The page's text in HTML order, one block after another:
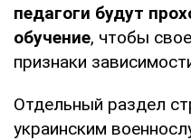
педагоги будут
обучение, чтобы
признаки
Отдельный раздел
украинским